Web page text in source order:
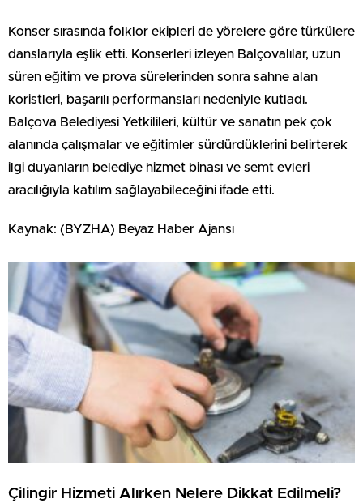
Konser sırasında folklor ekipleri de yörelere göre türkülere
danslarıyla eşlik etti. Konserleri izleyen Balçovalılar, uzun
süren eğitim ve prova sürelerinden sonra sahne alan
koristleri, başarılı performansları nedeniyle kutladı.
Balçova Belediyesi Yetkilileri, kültür ve sanatın pek çok
alanında çalışmalar ve eğitimler sürdürdüklerini belirterek
ilgi duyanların belediye hizmet binası ve semt evleri
aracılığıyla katılım sağlayabileceğini ifade etti.
Kaynak: (BYZHA) Beyaz Haber Ajansı
Çilingir Hizmeti Alırken Nelere Dikkat Edilmeli?